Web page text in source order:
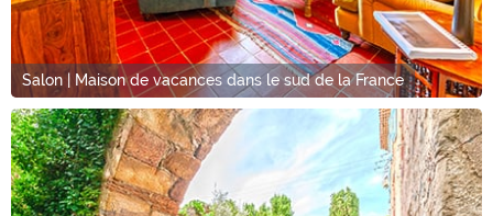
Salon | Maison de vacances dans le sud de la France